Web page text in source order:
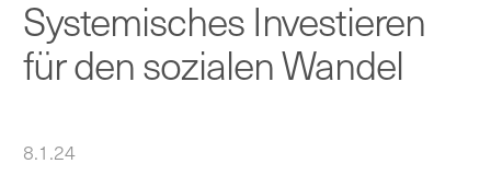
Systemisches Investieren
für den sozialen Wandel
8.1.24